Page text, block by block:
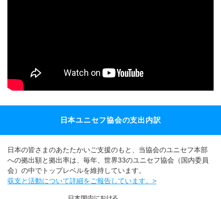
日本ユニセフ協会の支出内訳
日本の皆さまのあたたかいご支援のもと、当協会のユニセフ本部
への拠出額と拠出率は、毎年、世界33のユニセフ協会（国内委員
会）の中でトップレベルを維持しています。
収支と活動について詳細をご報告しています。>